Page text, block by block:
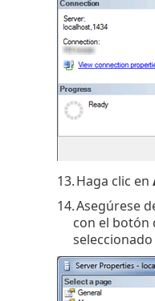
13.Haga clic en
14.Asegúrese
con el botón
seleccionado